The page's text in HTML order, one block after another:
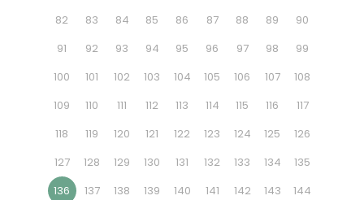
82
83 84 85 86 87 88 89
90
91
92 93 94 95 96 97 98
99
100
101 102 103 104 105 106 107
108
109
110 111 112 113 114 115 116
117
118
119 120 121 122 123 124 125
126
127
128 129 130 131 132 133 134
135
136
137 138 139 140 141 142 143
144